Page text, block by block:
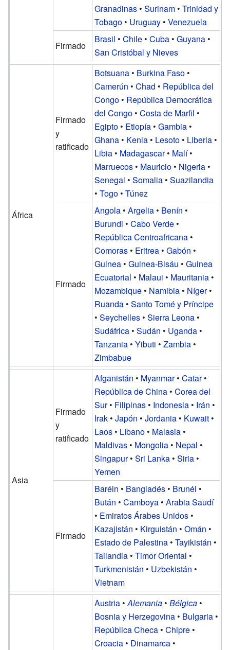
Granadinas• Surinam• Trinidad y
Tobago• Uruguay• Venezuela
Firmado
Brasil • Chile• Cuba• Guyana•
San Cristóbal y Nieves
África
Firmado
y
ratificado
Botsuana• Burkina Faso•
Camerún • Chad • República del
Congo• República Democrática
del Congo• Costa de Marfil •
Egipto• Etiopía• Gambia•
Ghana• Kenia• Lesoto• Liberia•
Libia• Madagascar• Malí•
Marruecos• Mauricio• Nigeria•
Senegal • Somalia• Suazilandia
• Togo• Túnez
Firmado
Angola• Argelia• Benín •
Burundi • Cabo Verde•
República Centroafricana•
Comoras• Eritrea• Gabón •
Guinea• Guinea-Bisáu • Guinea
Ecuatorial • Malaui • Mauritania•
Mozambique• Namibia• Níger•
Ruanda• Santo Tomé y Príncipe
• Seychelles• Sierra Leona•
Sudáfrica• Sudán • Uganda•
Tanzania• Yibuti • Zambia•
Zimbabue
Asia
Firmado
y
ratificado
Afganistán • Myanmar• Catar•
República de China• Corea del
Sur• Filipinas• Indonesia• Irán •
Irak• Japón • Jordania• Kuwait•
Laos• Líbano• Malasia•
Maldivas• Mongolia• Nepal •
Singapur• Sri Lanka• Siria•
Yemen
Firmado
Baréin • Bangladés• Brunéi •
Bután • Camboya• Arabia Saudí
• Emiratos Árabes Unidos•
Kazajistán • Kirguistán • Omán •
Estado de Palestina• Tayikistán •
Tailandia• Timor Oriental •
Turkmenistán • Uzbekistán •
Vietnam
Austria•Alemania• Bélgica•
Bosnia y Herzegovina• Bulgaria•
República Checa• Chipre•
Croacia• Dinamarca•